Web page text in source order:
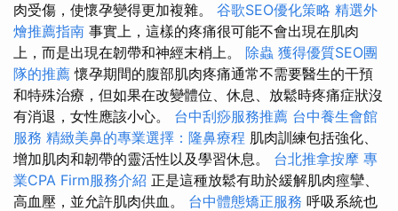
肉受傷，使懷孕變得更加複雜。 谷歌SEO優化策略 精選外
燴推薦指南 事實上，這樣的疼痛很可能不會出現在肌肉
上，而是出現在韌帶和神經末梢上。 除蟲 獲得優質SEO團
隊的推薦 懷孕期間的腹部肌肉疼痛通常不需要醫生的干預
和特殊治療，但如果在改變體位、休息、放鬆時疼痛症狀沒
有消退，女性應該小心。 台中刮痧服務推薦 台中養生會館
服務 精緻美鼻的專業選擇：隆鼻療程 肌肉訓練包括強化、
增加肌肉和韌帶的靈活性以及學習休息。 台北推拿按摩 專
業CPA Firm服務介紹 正是這種放鬆有助於緩解肌肉痙攣、
高血壓，並允許肌肉供血。 台中體態矯正服務 呼吸系統也